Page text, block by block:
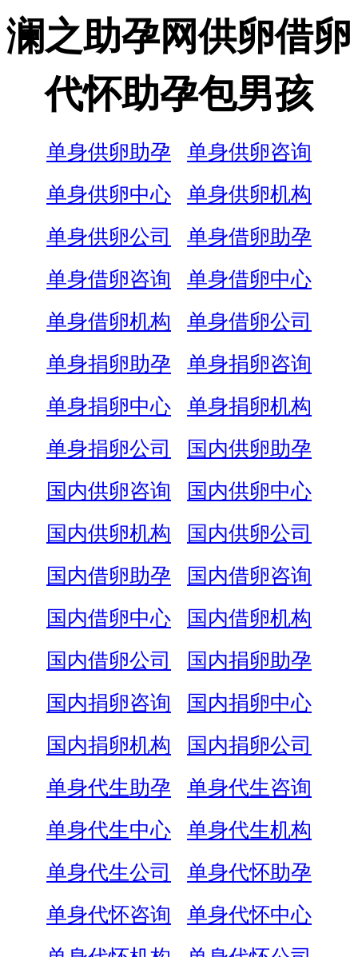
澜之助孕网供卵借卵
代怀助孕包男孩
单身供卵助孕
单身供卵咨询
单身供卵中心
单身供卵机构
单身供卵公司
单身借卵助孕
单身借卵咨询
单身借卵中心
单身借卵机构
单身借卵公司
单身捐卵助孕
单身捐卵咨询
单身捐卵中心
单身捐卵机构
单身捐卵公司
国内供卵助孕
国内供卵咨询
国内供卵中心
国内供卵机构
国内供卵公司
国内借卵助孕
国内借卵咨询
国内借卵中心
国内借卵机构
国内借卵公司
国内捐卵助孕
国内捐卵咨询
国内捐卵中心
国内捐卵机构
国内捐卵公司
单身代生助孕
单身代生咨询
单身代生中心
单身代生机构
单身代生公司
单身代怀助孕
单身代怀咨询
单身代怀中心